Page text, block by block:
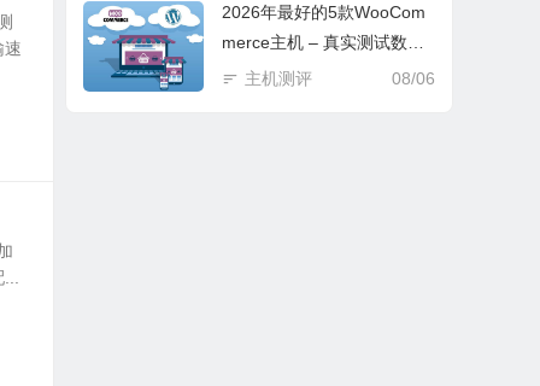
速
2026年最好的5款WooCom
merce主机 – 真实测试数据
比较 VPS 测评
08/06
主机测评